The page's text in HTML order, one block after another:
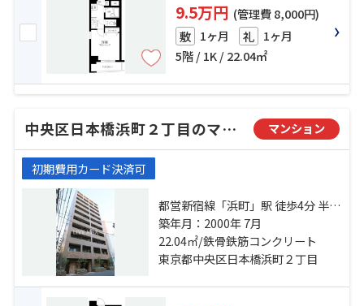
9.5万円 (管理費 8,000円)
敷 1ヶ月 礼 1ヶ月
5階 / 1K / 22.04㎡
中央区日本橋浜町２丁目のマンション マンション
初期費用カード決済可
都営新宿線「浜町」駅 徒歩4分 半蔵
門線「水天宮前」駅 徒歩11分 日比
谷線「人形町」駅 徒歩13分
築年月：2000年 7月
22.04㎡/鉄骨鉄筋コンクリート
東京都中央区日本橋浜町２丁目